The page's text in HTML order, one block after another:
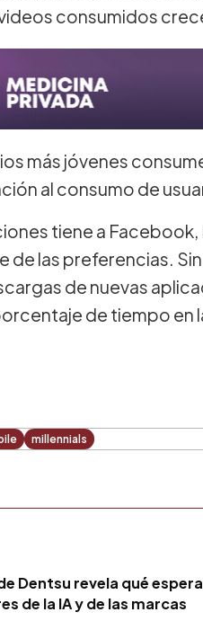
consumidos
más jóvenes
al consumo de
tiene a
de las preferencias.
de nuevas
de tiempo en
millennials
Dentsu revela qué
de la IA y de las marcas